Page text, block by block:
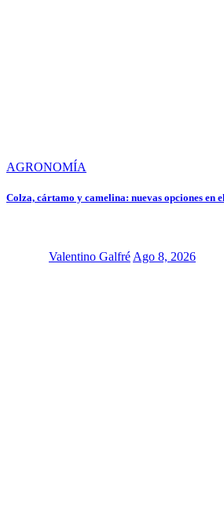
AGRONOMÍA
Colza, cártamo y camelina: nuevas opciones en
Valentino GalfréAgo 8, 2026